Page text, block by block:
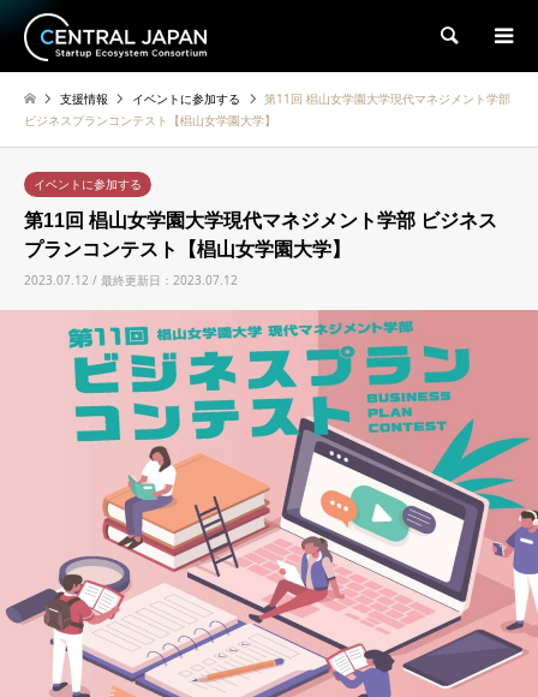
検索
支援情報 イベントに参加する
第11回 椙山女学園大学現代マネジメント学部
ビジネスプランコンテスト【椙山女学園大学】
イベントに参加する
第11回 椙山女学園大学現代マネジメント学部 ビジネス
プランコンテスト【椙山女学園大学】
2023.07.12 / 最終更新日：2023.07.12